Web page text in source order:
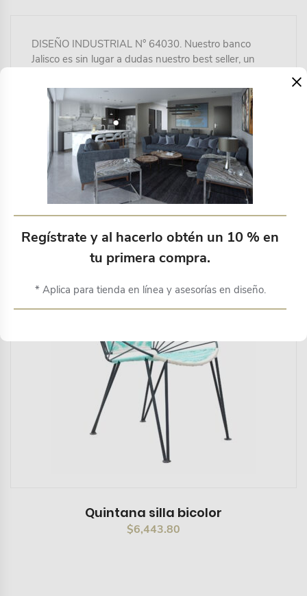
DISEÑO INDUSTRIAL N° 64030. Nuestro banco
Jalisco es sin lugar a dudas nuestro best seller, un
pintura electroestática y tejido en cuerda plana de
multifilamento de polipropileno con terminado UV de
16mm. Para uso exterior techado.
Productos relacionados
Quintana silla bicolor
$6,443.80
×
Regístrate y al hacerlo obtén un 10 % en
tu primera compra.
* Aplica para tienda en línea y asesorías en diseño.